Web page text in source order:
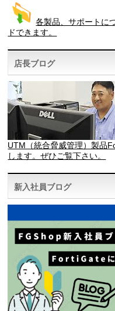
各製品、サポートに
ドできます。
店長ブログ
UTM（統合脅威管理）製品
します。ぜひご覧下さい。
新入社員ブログ